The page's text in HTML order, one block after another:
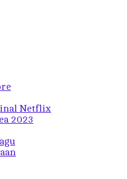
Netflix
2023